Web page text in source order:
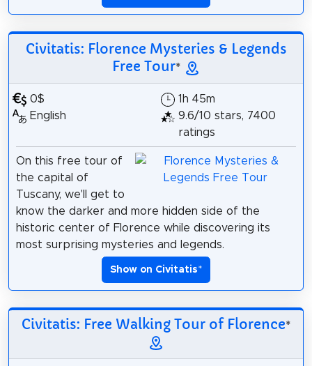
Civitatis: Florence Mysteries & Legends
Free Tour*
0$
English
1h 45m
9.6/10 stars, 7400
ratings
On this free tour of
the capital of
Tuscany, we'll get to
know the darker and more hidden side of the
historic center of Florence while discovering its
most surprising mysteries and legends.
Show on Civitatis*
Civitatis: Free Walking Tour of Florence*